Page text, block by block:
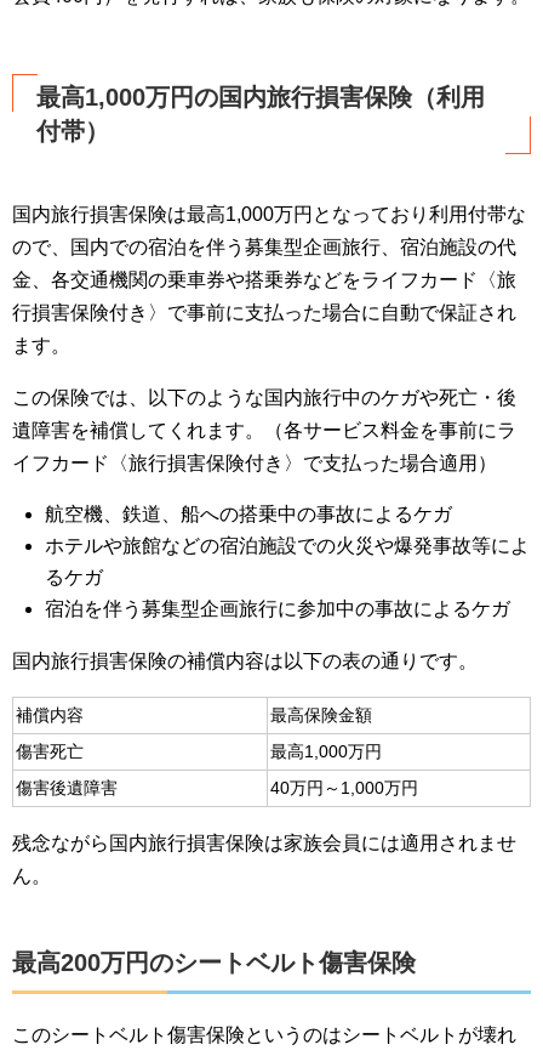
最高1,000万円の国内旅行損害保険（利用
付帯）
国内旅行損害保険は最高1,000万円となっており利用付帯な
ので、国内での宿泊を伴う募集型企画旅行、宿泊施設の代
金、各交通機関の乗車券や搭乗券などをライフカード〈旅
行損害保険付き〉で事前に支払った場合に自動で保証され
ます。
この保険では、以下のような国内旅行中のケガや死亡・後
遺障害を補償してくれます。（各サービス料金を事前にラ
イフカード〈旅行損害保険付き〉で支払った場合適用）
航空機、鉄道、船への搭乗中の事故によるケガ
ホテルや旅館などの宿泊施設での火災や爆発事故等によ
るケガ
宿泊を伴う募集型企画旅行に参加中の事故によるケガ
国内旅行損害保険の補償内容は以下の表の通りです。
補償内容
最高保険金額
傷害死亡
最高1,000万円
傷害後遺障害
40万円～1,000万円
残念ながら国内旅行損害保険は家族会員には適用されませ
ん。
最高200万円のシートベルト傷害保険
このシートベルト傷害保険というのはシートベルトが壊れ